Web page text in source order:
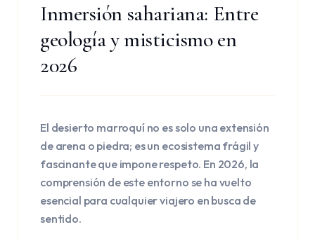
Inmersión sahariana: Entre
geología y misticismo en
2026
El desierto marroquí no es solo una extensión
de arena o piedra; es un ecosistema frágil y
fascinante que impone respeto. En 2026, la
comprensión de este entorno se ha vuelto
esencial para cualquier viajero en busca de
sentido.